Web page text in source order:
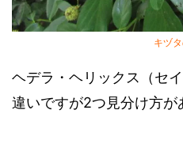
キヅ
ヘデラ・ヘリックス（セ
違いですが2つ見分け方が